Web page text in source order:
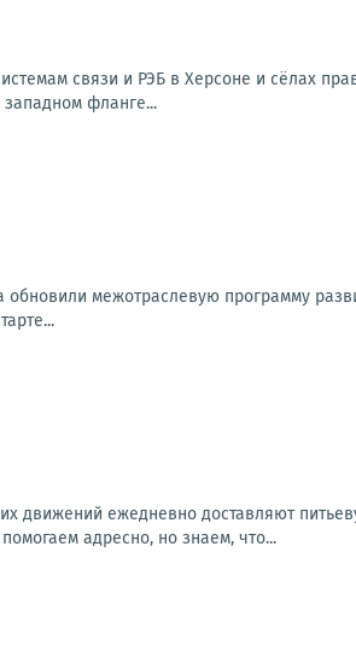
связи и РЭБ в Херсоне и сёлах
фланге...
обновили межотраслевую программу
движений ежедневно доставляют
адресно, но знаем, что...